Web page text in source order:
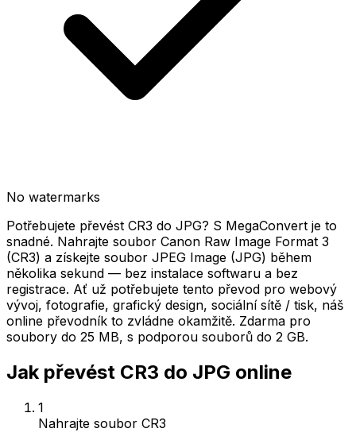
No watermarks
Potřebujete převést CR3 do JPG? S MegaConvert je to
snadné. Nahrajte soubor Canon Raw Image Format 3
(CR3) a získejte soubor JPEG Image (JPG) během
několika sekund — bez instalace softwaru a bez
registrace. Ať už potřebujete tento převod pro webový
vývoj, fotografie, grafický design, sociální sítě / tisk, náš
online převodník to zvládne okamžitě. Zdarma pro
soubory do 25 MB, s podporou souborů do 2 GB.
Jak převést CR3 do JPG online
1
Nahrajte soubor CR3